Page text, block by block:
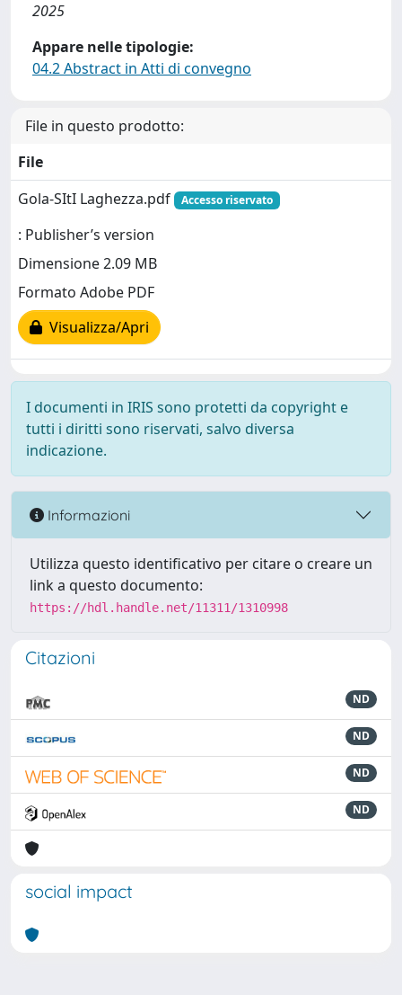
2025
Appare nelle tipologie:
04.2 Abstract in Atti di convegno
File in questo prodotto:
File
Gola-SItI Laghezza.pdf
Accesso riservato
: Publisher’s version
Dimensione 2.09 MB
Formato Adobe PDF
Visualizza/Apri
I documenti in IRIS sono protetti da copyright e
tutti i diritti sono riservati, salvo diversa
indicazione.
Informazioni
Utilizza questo identificativo per citare o creare un
link a questo documento:
https://hdl.handle.net/11311/1310998
Citazioni
ND
ND
ND
ND
social impact